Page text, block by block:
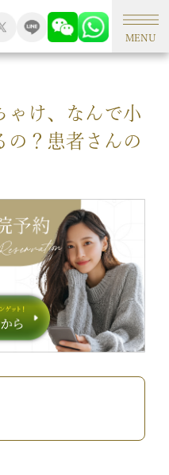
MENU
ゃけ、なんで小
の？患者さんの